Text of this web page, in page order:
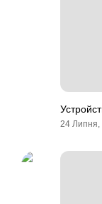
24 Липня,